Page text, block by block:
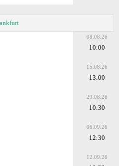
08.08.26
10:00
15.08.26
13:00
29.08.26
10:30
06.09.26
12:30
12.09.26